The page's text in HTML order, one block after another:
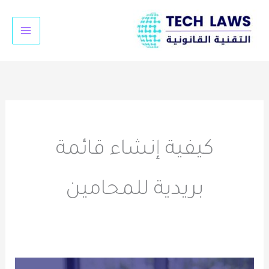
المحتوى
كيفية إنشاء قائمة
بريدية للمحامين